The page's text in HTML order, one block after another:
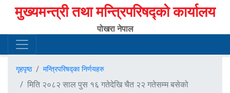
मुख्यमन्त्री तथा मन्त्रिपरिषद्को कार्यालय
पोखरा नेपाल
गृहपृष्ठ मन्त्रिपरिषद्का निर्णयहरु
मिति २०८२ साल पुस १६ गतेदेखि चैत २२ गतेसम्म बसेको